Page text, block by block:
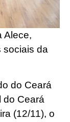
Alece,
sociais da
do Ceará
do Ceará
(12/11), o